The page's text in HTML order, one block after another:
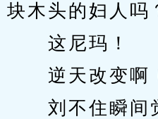
块木头的妇人吗
这尼玛！
逆天改变啊
刘不住瞬间